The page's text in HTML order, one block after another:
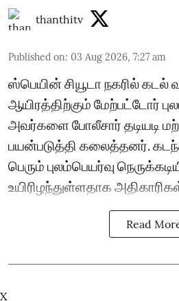
thanthitv
Published on: 03 Aug 2026, 7:27 am
ஸ்பெயின் சியூடா நகரில் கடல்
ஆயிரத்திற்கும் மேற்பட்டோர்
அவர்களை போலீசார் தடியடி
பயன்படுத்தி கலைத்தனர்.
பெரும் புலம்பெயர்வு
உயிரிழந்துள்ளதாக
Read
X